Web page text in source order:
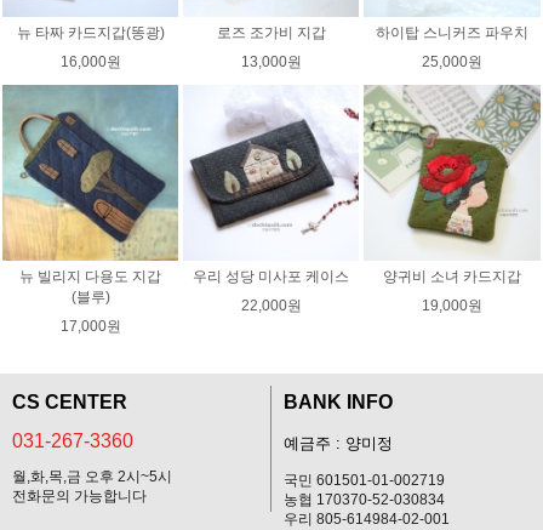
뉴 타짜 카드지갑(똥광)
16,000원
로즈 조가비 지갑
13,000원
하이탑 스니커즈 파우치
25,000원
뉴 빌리지 다용도 지갑
(블루)
17,000원
우리 성당 미사포 케이스
22,000원
양귀비 소녀 카드지갑
19,000원
CS CENTER
031-267-3360
월,화,목,금 오후 2시~5시
전화문의 가능합니다
BANK INFO
예금주 : 양미정
국민 601501-01-002719
농협 170370-52-030834
우리 805-614984-02-001